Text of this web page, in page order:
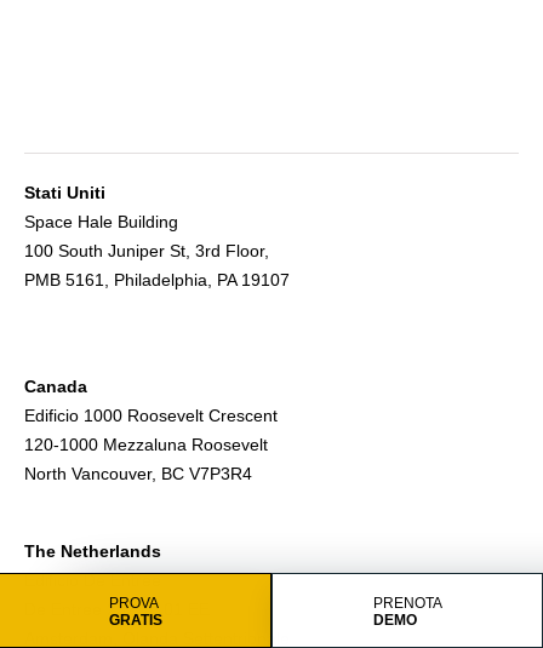
PROVA
GRATIS
PRENOTA
DEMO
Stati Uniti
Space Hale Building
100 South Juniper St, 3rd Floor,
PMB 5161, Philadelphia, PA 19107
Canada
Edificio 1000 Roosevelt Crescent
120-1000 Mezzaluna Roosevelt
North Vancouver, BC V7P3R4
The Netherlands
Edificio De Entree
De Entree 232, 1101 EE